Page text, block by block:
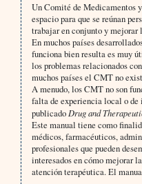
Un Comité de Medicamentos
espacio para que se reúnan
trabajar en conjunto y mejorar
En muchos países
funciona bien resulta es muy
los problemas relacionados
muchos países el CMT no
A menudo, los CMT no son
falta de experiencia local o
publicado Drug and
Este manual tiene como
médicos, farmacéuticos,
profesionales que pueden
interesados en cómo mejorar
atención terapéutica. El